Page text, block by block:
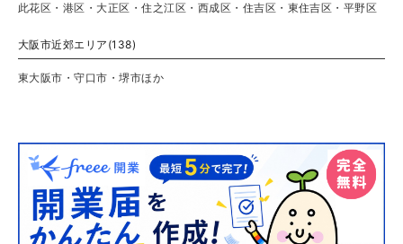
此花区・港区・大正区・住之江区・西成区・住吉区・東住吉区・平野区
大阪市近郊エリア(138)
東大阪市・守口市・堺市ほか